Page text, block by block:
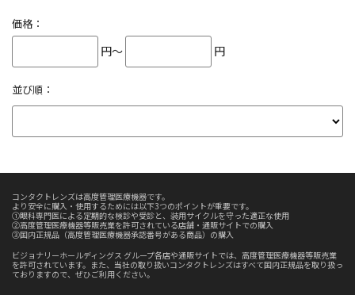
価格：
円～ 円
並び順：
コンタクトレンズは高度管理医療機器です。
より安全に購入・使用するためには以下3つのポイントが重要です。
①眼科専門医による定期的な検診や受診と、装用サイクルを守った適正な使用
②高度管理医療機器等販売業を許可されている店舗・通販サイトでの購入
③国内正規品（高度管理医療機器承認番号がある商品）の購入
ビジョナリーホールディングス グループ各店や通販サイトでは、高度管理医療機器等販売業
を許可されています。また、当社の取り扱いコンタクトレンズはすべて国内正規品を取り扱っ
ておりますので、ぜひご利用ください。